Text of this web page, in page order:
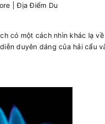
có một cách nhìn khác lạ
duyên dáng của hải cẩu